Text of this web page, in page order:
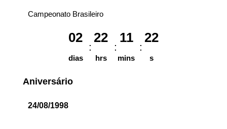
Campeonato Brasileiro
02
dias
22
hrs
11
mins
22
s
Aniversário
24/08/1998